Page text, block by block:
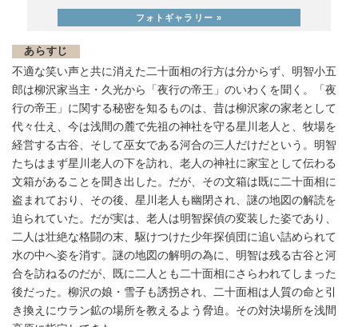
あらすじ
不適な笑い声と共に消えた二十面相の行方は分からず、明智小五
郎は柳沢家当主・久光から「夜行の帝王」のいわくを聞く。「夜
行の帝王」に関する秘密を知るものは、昔は柳沢家の家老として
代々仕え、今は浅間の麓で先祖の神社を守る星川老人と、牧場を
経営する古谷、そして巫女である河合の三人だけだという。明智
たちはまず星川老人の下を訪れ、老人の神社に家宝として伝わる
文箱があることを聞き出した。だが、その文箱は既に二十面相に
盗まれており、その後、星川老人も幽閉され、謎の地図の解読を
迫られていた。だが実は、老人は明智探偵の変装した姿であり、
二人は壮絶な格闘の末、駆けつけた少年探偵団に追い詰められて
水の中へ姿を消す。謎の地図の解明の為に、明智は残る古谷と河
合を訪ねるのだが、既に二人とも二十面相にさらわれてしまった
後だった。柳沢の娘・雪子も誘拐され、二十面相は人質の命と引
き換えにウラン鉱の場所を教えるよう脅迫。その対決場所を浅間